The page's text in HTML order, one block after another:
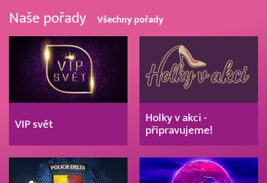
Naše pořady Všechny pořady
VIP svět
Holky v akci -
připravujeme!